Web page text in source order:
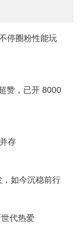
停圈粉性能玩
赞，已开 8000
存
如今沉稳前行
代热爱